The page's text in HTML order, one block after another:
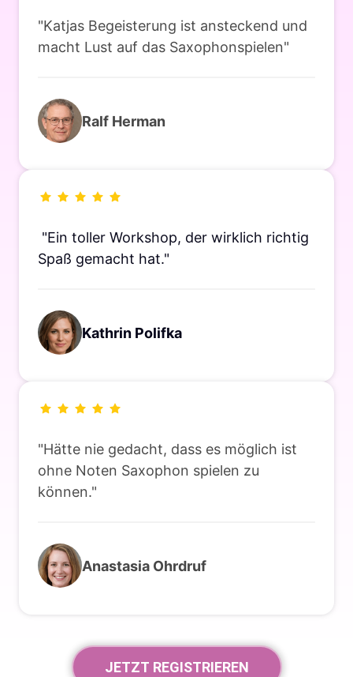
"Katjas Begeisterung ist ansteckend
macht Lust auf das Saxophonspielen"
Ralf Herman
Spaß gemacht hat."
Kathrin Polifka
"Hätte nie gedacht, dass es möglich
ohne Noten Saxophon spielen
können."
Anastasia Ohrdruf
JETZT REGISTRIEREN